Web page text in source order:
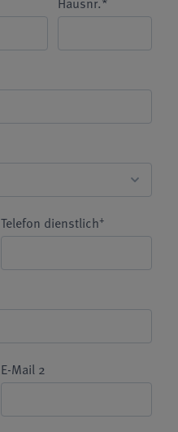
Telefon dienstlich+
E-Mail 2